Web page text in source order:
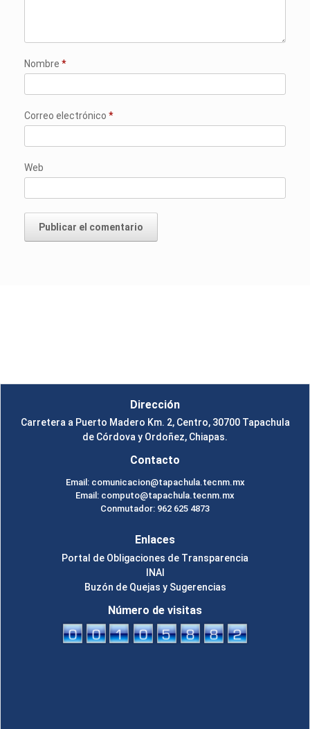
Nombre *
Correo electrónico *
Web
Dirección
Carretera a Puerto Madero Km. 2, Centro, 30700 Tapachula
de Córdova y Ordoñez, Chiapas.
Contacto
Email: comunicacion@tapachula.tecnm.mx
Email: computo@tapachula.tecnm.mx
Conmutador: 962 625 4873
Enlaces
Portal de Obligaciones de Transparencia
INAI
Buzón de Quejas y Sugerencias
Número de visitas